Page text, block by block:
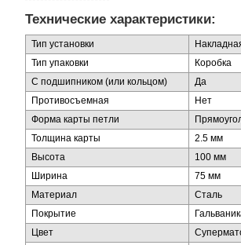
Технические характеристики:
Тип установки
Тип упаковки
Коробка
С подшипником (или кольцом)
Да
Противосъемная
Нет
Форма карты петли
Толщина карты
2.5 мм
Высота
100 мм
Ширина
75 мм
Материал
Сталь
Покрытие
Цвет